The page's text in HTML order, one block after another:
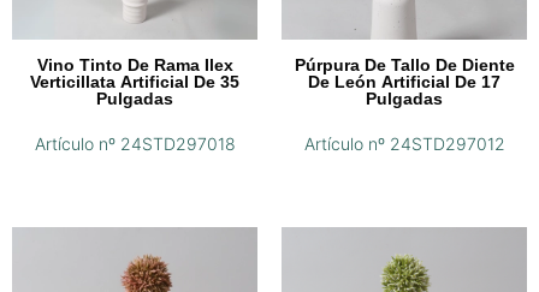
Vino Tinto De Rama Ilex
Verticillata Artificial De 35
Pulgadas
Artículo nº 24STD297018
Púrpura De Tallo De Diente
De León Artificial De 17
Pulgadas
Artículo nº 24STD297012